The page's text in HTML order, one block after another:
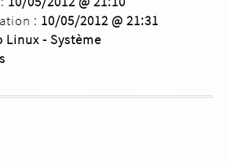
: 10/05/2012 @ 21:31
Linux - Système